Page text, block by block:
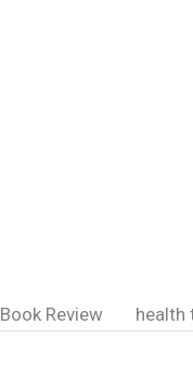
Book Review health